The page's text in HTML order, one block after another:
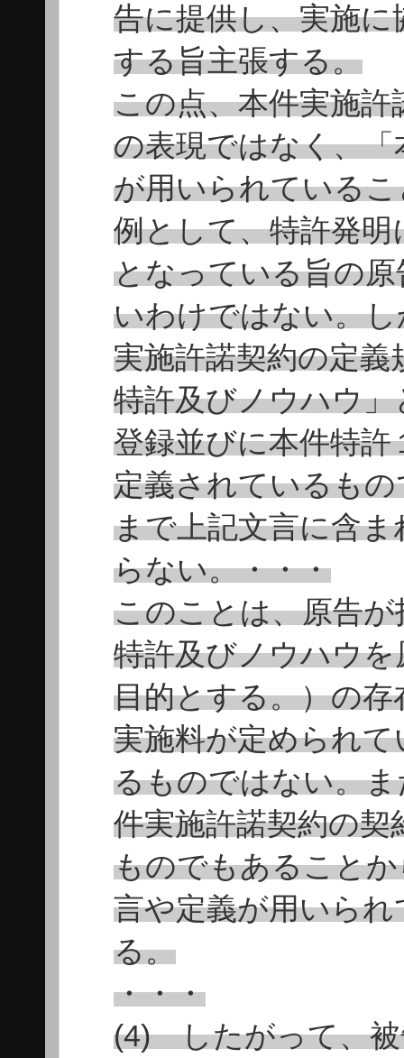
告に提供し、実施
する旨主張する。
この点、本件実施
の表現ではなく、
が用いられている
例として、特許発
となっている旨の
いわけではない。
実施許諾契約の定
特許及びノウハウ
登録並びに本件特
定義されているも
まで上記文言に含
らない。・・・
このことは、原告
特許及びノウハウ
目的とする。）の
実施料が定められ
るものではない。
件実施許諾契約の
ものでもあること
言や定義が用いら
る。
・・・
(4) したがって、被